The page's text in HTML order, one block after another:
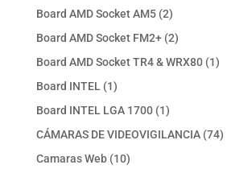
productos
Board AMD Socket AM5 22
productos
Board AMD Socket FM2+ 22
productos
Board AMD Socket TR4 & WRX80 11
Board INTEL 11
producto
Board INTEL LGA 1700 11
producto
CÁMARAS DE VIDEOVIGILANCIA 7474
Camaras Web 1010